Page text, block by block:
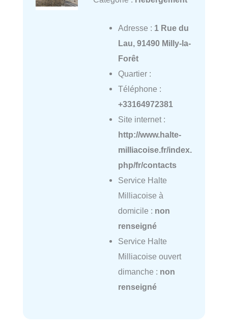
Adresse : 1 Rue du
Lau, 91490 Milly-la-
Forêt
Quartier :
Téléphone :
+33164972381
Site internet :
http://www.halte-
milliacoise.fr/index.
php/fr/contacts
Service Halte
Milliacoise à
domicile : non
renseigné
Service Halte
Milliacoise ouvert
dimanche : non
renseigné